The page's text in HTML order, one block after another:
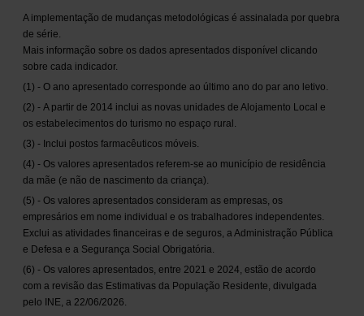
A implementação de mudanças metodológicas é assinalada por quebra
de série.
Mais informação sobre os dados apresentados disponível clicando
sobre cada indicador.
(1) - O ano apresentado corresponde ao último ano do par ano letivo.
(2) - A partir de 2014 inclui as novas unidades de Alojamento Local e
os estabelecimentos do turismo no espaço rural.
(3) - Inclui postos farmacêuticos móveis.
(4) - Os valores apresentados referem-se ao município de residência
da mãe (e não de nascimento da criança).
(5) - Os valores apresentados consideram as empresas, os
empresários em nome individual e os trabalhadores independentes.
Exclui as atividades financeiras e de seguros, a Administração Pública
e Defesa e a Segurança Social Obrigatória.
(6) - Os valores apresentados, entre 2021 e 2024, estão de acordo
com a revisão das Estimativas da População Residente, divulgada
pelo INE, a 22/06/2026.